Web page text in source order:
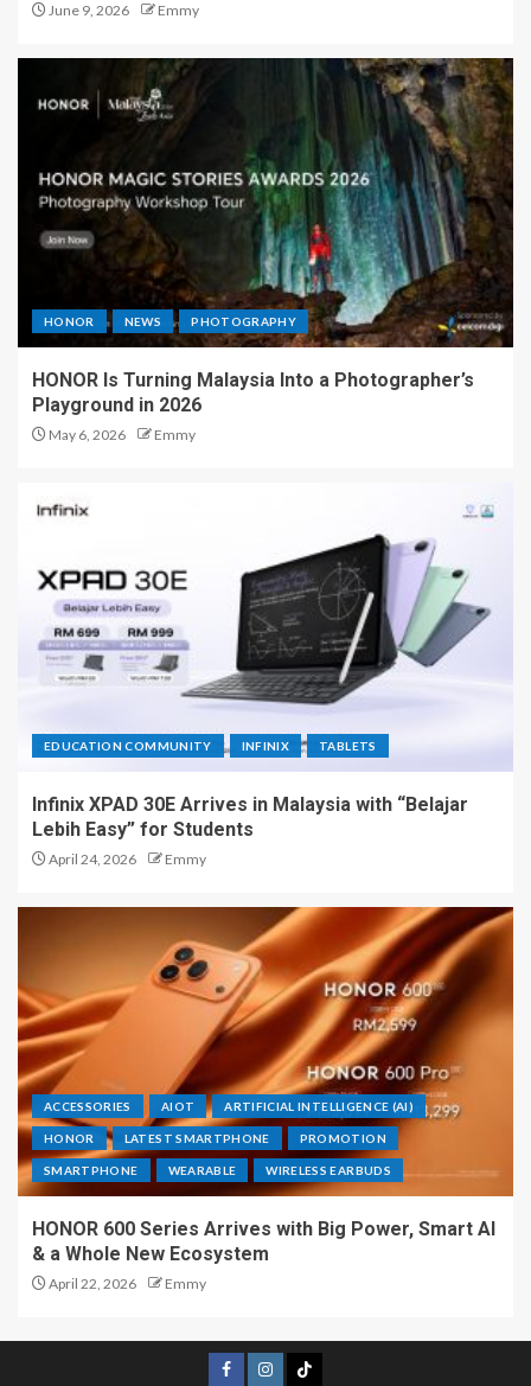
June 9, 2026 Emmy
HONOR NEWS PHOTOGRAPHY
HONOR Is Turning Malaysia Into a Photographer’s
Playground in 2026
May 6, 2026 Emmy
EDUCATION COMMUNITY INFINIX TABLETS
Infinix XPAD 30E Arrives in Malaysia with “Belajar
Lebih Easy” for Students
April 24, 2026 Emmy
ACCESSORIES AIOT ARTIFICIAL INTELLIGENCE (AI)
HONOR LATEST SMARTPHONE PROMOTION
SMARTPHONE WEARABLE WIRELESS EARBUDS
HONOR 600 Series Arrives with Big Power, Smart AI
& a Whole New Ecosystem
April 22, 2026 Emmy